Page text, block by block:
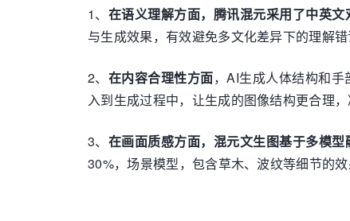
1、 在语义理解方面，腾讯混元采用了中英
与生成效果，有效避免多文化差异下的理解错
2、 在内容合理性方面，AI生成人体结构和
入到生成过程中，让生成的图像结构更合理，
3、 在画面质感方面，混元文生图基于多模
30%，场景模型，包含草木、波纹等细节的效